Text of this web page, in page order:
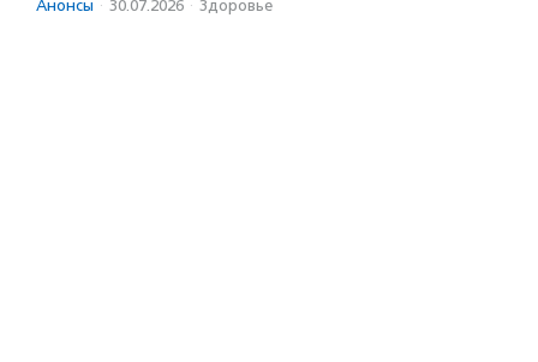
Анонсы · 30.07.2026 · Здоровье